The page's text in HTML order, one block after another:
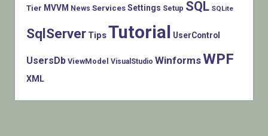
Tier MVVM News Services Settings Setup SQL SQLite
SqlServer TipsTutorial UserControl
UsersDb ViewModel VisualStudio WinformsWPF
XML